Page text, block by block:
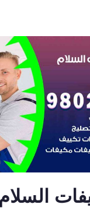
السلام